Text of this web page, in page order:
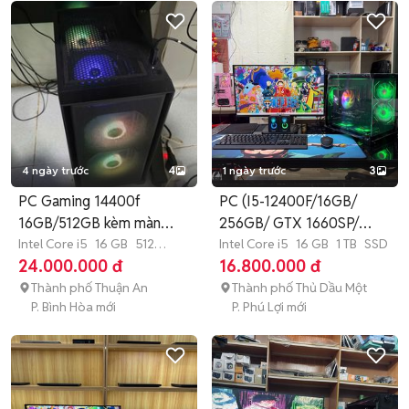
4 ngày trước 4
PC Gaming 14400f
16GB/512GB kèm màn
gaming 27 inch
Intel Core i5 16 GB 512
GB SSD
24.000.000 đ
Thành phố Thuận An
P. Bình Hòa mới
1 ngày trước 3
PC (I5-12400F/16GB/
256GB/ GTX 1660SP/
LCD 27"FHD)
Intel Core i5 16 GB 1 TB SSD
16.800.000 đ
Thành phố Thủ Dầu Một
P. Phú Lợi mới